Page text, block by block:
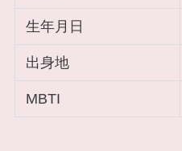
生年月日
出身地
MBTI